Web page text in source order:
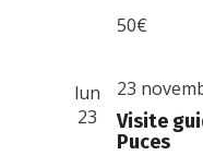
50€
lun
23
Visite
Puces
23